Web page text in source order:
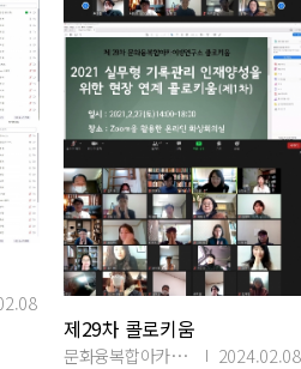
제29차 콜로키움
문화융복합아카이빙연구소 2024.02.08